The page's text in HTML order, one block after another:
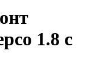
1.8 с